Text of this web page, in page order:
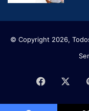
© Copyright 2026,
Facebook